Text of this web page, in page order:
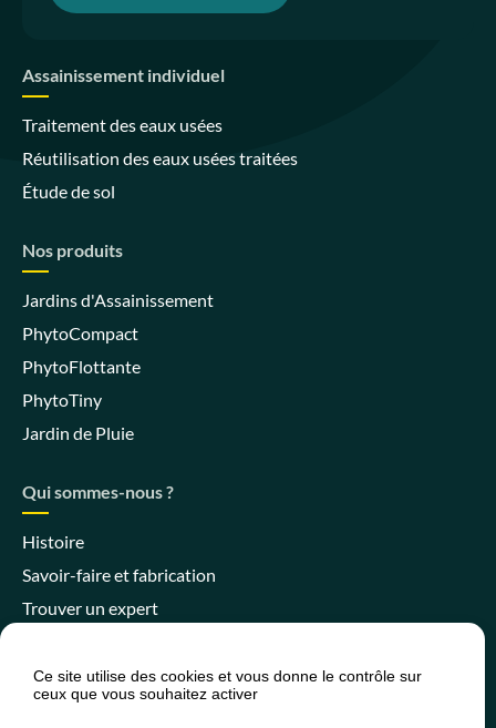
Assainissement individuel
Traitement des eaux usées
Réutilisation des eaux usées traitées
Étude de sol
Nos produits
Jardins d'Assainissement
PhytoCompact
PhytoFlottante
PhytoTiny
Jardin de Pluie
Qui sommes-nous ?
Histoire
Savoir-faire et fabrication
Trouver un expert
Ce site utilise des cookies et vous donne le contrôle sur
ceux que vous souhaitez activer